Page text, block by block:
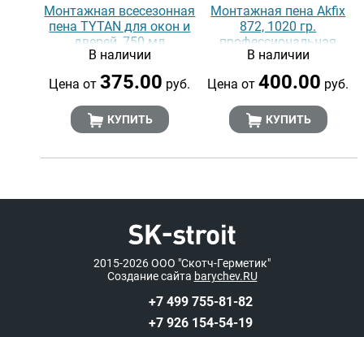
Монтажная всесезонная
пена TYTAN для окон и
дверей, 750 мл
В наличии
Цена от375.00 руб.
КУПИТЬ
Монтажная пена Akfix
872, 1020 гр.
профессиональная
полиуретановая
В наличии
Цена от400.00 руб.
КУПИТЬ
2015-2026ООО "Скотч-Герметик"
Создание сайта barychev.RU
+7 499 755-81-82
+7 926 154-54-19